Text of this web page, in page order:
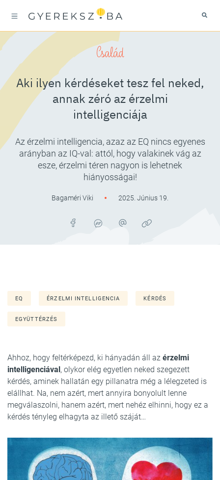
Család
Aki ilyen kérdéseket tesz fel neked,
annak zéró az érzelmi
intelligenciája
Az érzelmi intelligencia, azaz az EQ nincs egyenes
arányban az IQ-val: attól, hogy valakinek vág az
esze, érzelmi téren nagyon is lehetnek
hiányosságai!
Bagaméri Viki 2025. Június 19.
EQ ÉRZELMI INTELLIGENCIA KÉRDÉS
EGYÜTTÉRZÉS
Ahhoz, hogy feltérképezd, ki hányadán áll az érzelmi
intelligenciával, olykor elég egyetlen neked szegezett
kérdés, aminek hallatán egy pillanatra még a lélegzeted is
elállhat. Na, nem azért, mert annyira bonyolult lenne
megválaszolni, hanem azért, mert nehéz elhinni, hogy ez a
kérdés tényleg elhagyta az illető száját…